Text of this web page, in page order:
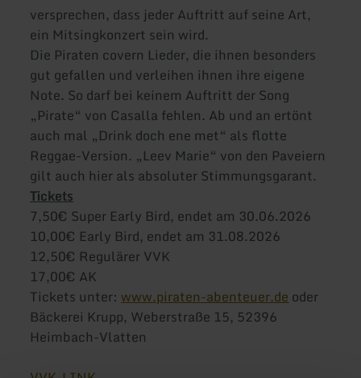
versprechen, dass jeder Auftritt auf seine Art,
ein Mitsingkonzert sein wird.
Die Piraten covern Lieder, die ihnen besonders
gut gefallen und verleihen ihnen ihre eigene
Note. So darf bei keinem Auftritt der Song
„Pirate“ von Casalla fehlen. Ab und an ertönt
auch mal „Drink doch ene met“ als flotte
Reggae-Version. „Leev Marie“ von den Paveiern
gilt auch hier als absoluter Stimmungsgarant.
Tickets
7,50€ Super Early Bird, endet am 30.06.2026
10,00€ Early Bird, endet am 31.08.2026
12,50€ Regulärer VVK
17,00€ AK
Tickets unter: www.piraten-abenteuer.de oder
Bäckerei Krupp, Weberstraße 15, 52396
Heimbach-Vlatten